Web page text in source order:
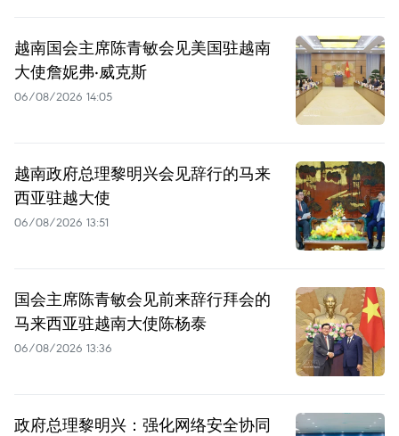
越南国会主席陈青敏会见美国驻越南
大使詹妮弗·威克斯
06/08/2026 14:05
越南政府总理黎明兴会见辞行的马来
西亚驻越大使
06/08/2026 13:51
国会主席陈青敏会见前来辞行拜会的
马来西亚驻越南大使陈杨泰
06/08/2026 13:36
政府总理黎明兴：强化网络安全协同